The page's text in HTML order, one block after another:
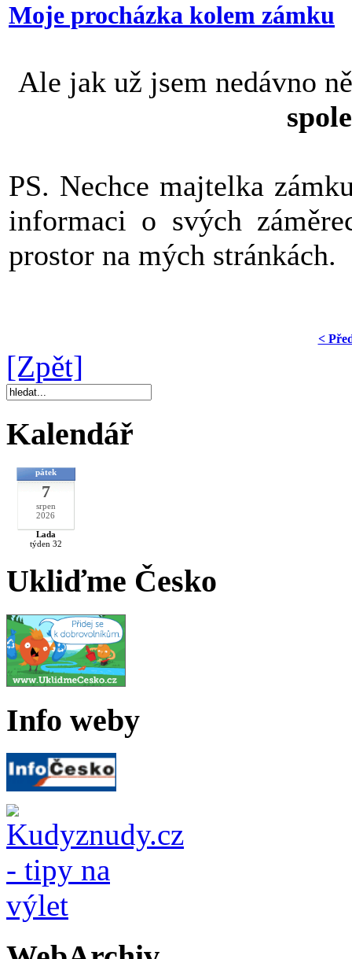
Moje procházka kolem zámku
Ale jak už jsem nedávno
PS. Nechce majtelka
informaci o svých
prostor na mých stránkách.
<
[Zpět]
Kalendář
pátek
7
srpen
2026
Lada
týden 32
Ukliďme Česko
Info weby